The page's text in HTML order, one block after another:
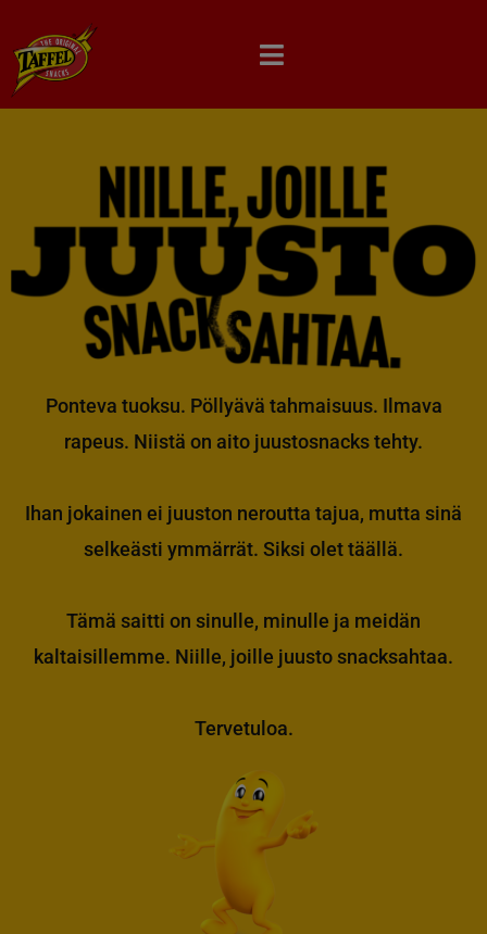
to
content
Ponteva tuoksu. Pöllyävä tahmaisuus. Ilmava
rapeus. Niistä on aito juustosnacks tehty.
Ihan jokainen ei juuston neroutta tajua, mutta sinä
selkeästi ymmärrät. Siksi olet täällä.
Tämä saitti on sinulle, minulle ja meidän
kaltaisillemme. Niille, joille juusto snacksahtaa.
Tervetuloa.